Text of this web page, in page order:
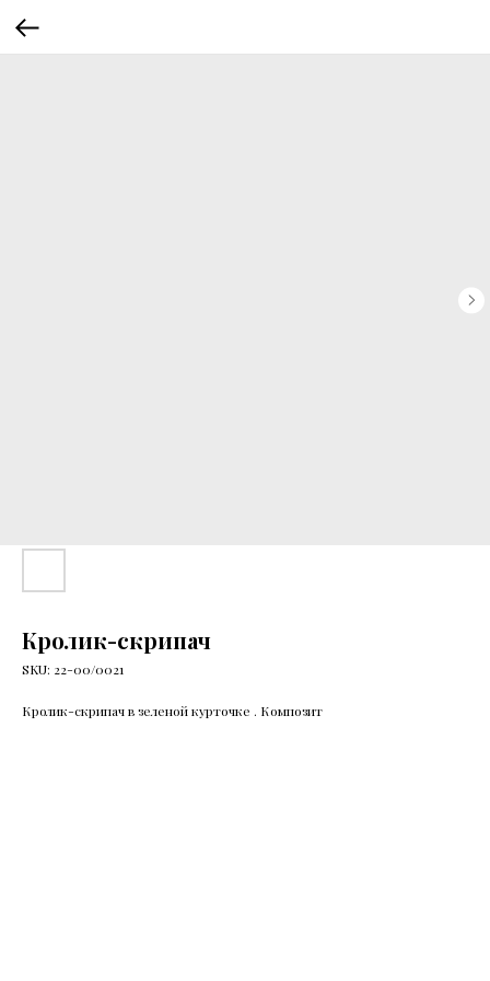
Кролик-скрипач
SKU: 22-00/0021
Кролик-скрипач в зеленой курточке . Композит